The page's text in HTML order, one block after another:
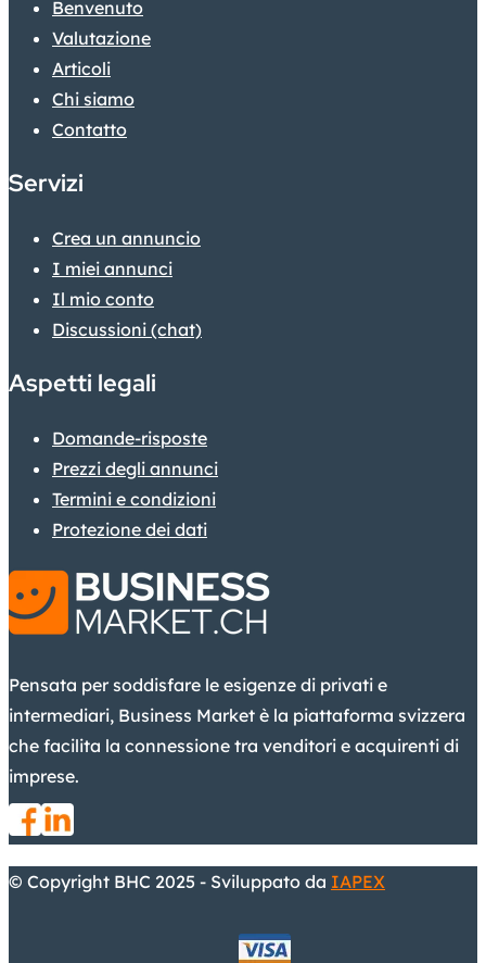
Benvenuto
Valutazione
Articoli
Chi siamo
Contatto
Servizi
Crea un annuncio
I miei annunci
Il mio conto
Discussioni (chat)
Aspetti legali
Domande-risposte
Prezzi degli annunci
Termini e condizioni
Protezione dei dati
Pensata per soddisfare le esigenze di privati e
intermediari, Business Market è la piattaforma svizzera
che facilita la connessione tra venditori e acquirenti di
imprese.
© Copyright BHC 2025 - Sviluppato da IAPEX